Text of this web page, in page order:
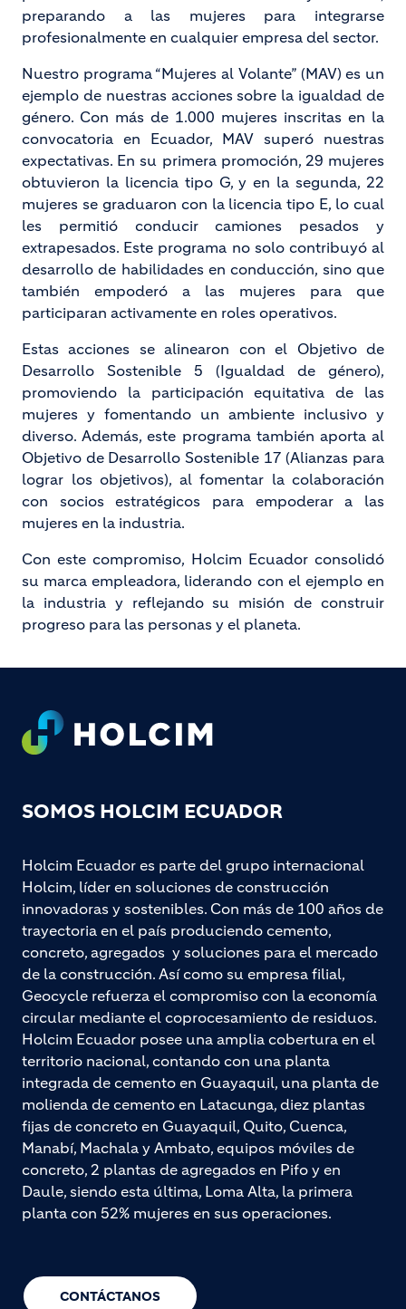
preparando a las mujeres para integrarse
profesionalmente en cualquier empresa del sector.
Nuestro programa “Mujeres al Volante” (MAV) es un
ejemplo de nuestras acciones sobre la igualdad de
género. Con más de 1.000 mujeres inscritas en la
convocatoria en Ecuador, MAV superó nuestras
expectativas. En su primera promoción, 29 mujeres
obtuvieron la licencia tipo G, y en la segunda, 22
mujeres se graduaron con la licencia tipo E, lo cual
les permitió conducir camiones pesados y
extrapesados. Este programa no solo contribuyó al
desarrollo de habilidades en conducción, sino que
también empoderó a las mujeres para que
participaran activamente en roles operativos.
Estas acciones se alinearon con el Objetivo de
Desarrollo Sostenible 5 (Igualdad de género),
promoviendo la participación equitativa de las
mujeres y fomentando un ambiente inclusivo y
diverso. Además, este programa también aporta al
Objetivo de Desarrollo Sostenible 17 (Alianzas para
lograr los objetivos), al fomentar la colaboración
con socios estratégicos para empoderar a las
mujeres en la industria.
Con este compromiso, Holcim Ecuador consolidó
su marca empleadora, liderando con el ejemplo en
la industria y reflejando su misión de construir
progreso para las personas y el planeta.
Footer
SOMOS HOLCIM ECUADOR
CONTÁCTANOS
Holcim Ecuador es parte del grupo internacional
Holcim, líder en soluciones de construcción
innovadoras y sostenibles. Con más de 100 años de
trayectoria en el país produciendo cemento,
concreto, agregados y soluciones para el mercado
de la construcción. Así como su empresa filial,
Geocycle refuerza el compromiso con la economía
circular mediante el coprocesamiento de residuos.
Holcim Ecuador posee una amplia cobertura en el
territorio nacional, contando con una planta
integrada de cemento en Guayaquil, una planta de
molienda de cemento en Latacunga, diez plantas
fijas de concreto en Guayaquil, Quito, Cuenca,
Manabí, Machala y Ambato, equipos móviles de
concreto, 2 plantas de agregados en Pifo y en
Daule, siendo esta última, Loma Alta, la primera
planta con 52% mujeres en sus operaciones.